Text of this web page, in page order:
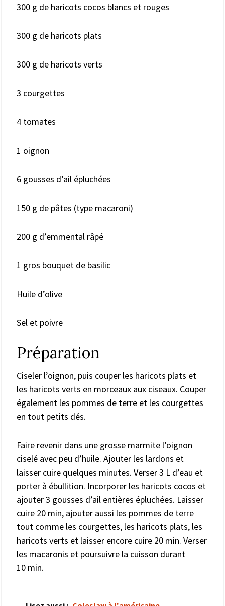
300 g de haricots cocos blancs et rouges
300 g de haricots plats
300 g de haricots verts
3 courgettes
4 tomates
1 oignon
6 gousses d’ail épluchées
150 g de pâtes (type macaroni)
200 g d’emmental râpé
1 gros bouquet de basilic
Huile d’olive
Sel et poivre
Préparation
Ciseler l’oignon, puis couper les haricots plats et
les haricots verts en morceaux aux ciseaux. Couper
également les pommes de terre et les courgettes
en tout petits dés.
Faire revenir dans une grosse marmite l’oignon
ciselé avec peu d’huile. Ajouter les lardons et
laisser cuire quelques minutes. Verser 3 L d’eau et
porter à ébullition. Incorporer les haricots cocos et
ajouter 3 gousses d’ail entières épluchées. Laisser
cuire 20 min, ajouter aussi les pommes de terre
tout comme les courgettes, les haricots plats, les
haricots verts et laisser encore cuire 20 min. Verser
les macaronis et poursuivre la cuisson durant
10 min.